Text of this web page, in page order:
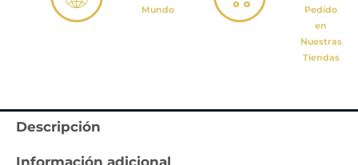
Mundo
Pedido
en
Nuestras
Tiendas
Descripción